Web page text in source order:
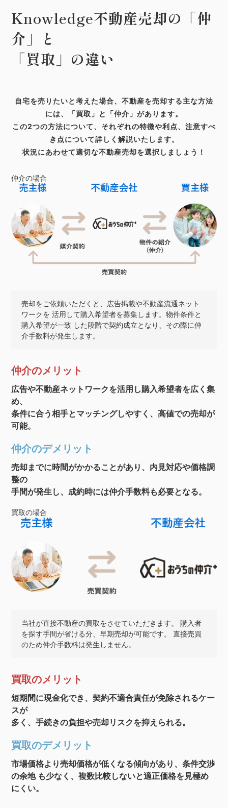
Knowledge不動産売却の「仲
介」と
「買取」の違い
自宅を売りたいと考えた場合、不動産を売却する主な方法
には、「買取」と「仲介」があります。
この2つの方法について、それぞれの特徴や利点、注意すべ
き点について詳しく解説いたします。
状況にあわせて適切な不動産売却を選択しましょう！
仲介の場合
売却をご依頼いただくと、広告掲載や不動産流通ネット
ワークを 活用して購入希望者を募集します。物件条件と
購入希望が一致 した段階で契約成立となり、その際に仲
介手数料が発生します。
仲介のメリット
広告や不動産ネットワークを活用し購入希望者を広く集
め、
条件に合う相手とマッチングしやすく、高値での売却が
可能。
仲介のデメリット
売却までに時間がかかることがあり、内見対応や価格調
整の
手間が発生し、成約時には仲介手数料も必要となる。
買取の場合
当社が直接不動産の買取をさせていただきます。 購入者
を探す手間が省ける分、早期売却が可能です。 直接売買
のため仲介手数料は発生しません。
買取のメリット
短期間に現金化でき、契約不適合責任が免除されるケー
スが
多く、手続きの負担や売却リスクを抑えられる。
買取のデメリット
市場価格より売却価格が低くなる傾向があり、条件交渉
の余地 も少なく、複数比較しないと適正価格を見極め
にくい。